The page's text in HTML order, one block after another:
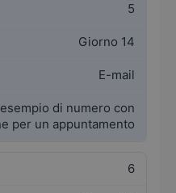
5
Giorno 14
E-mail
di numero con
per un appuntamento
6